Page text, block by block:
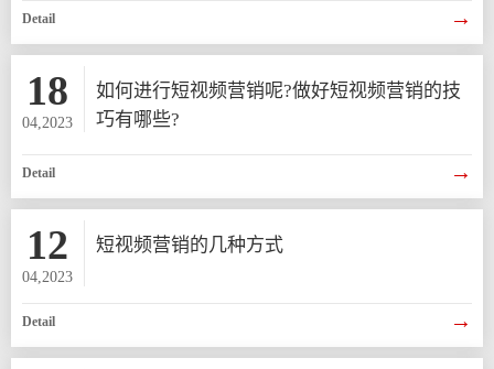
Detail →
18
04,2023
如何进行短视频营销呢?做好短视频营销的技
巧有哪些?
Detail →
12
04,2023
短视频营销的几种方式
Detail →